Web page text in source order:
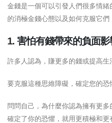
金錢是一個可以引發人們很多情
的消極金錢心態以及如何克服它們
1. 害怕有錢帶來的負面影
許多人認為，賺更多的錢或提高
要克服這種思維障礙，確定您的恐
問問自己，為什麼你認為擁有更
確定了你的恐懼，就用更積極和更